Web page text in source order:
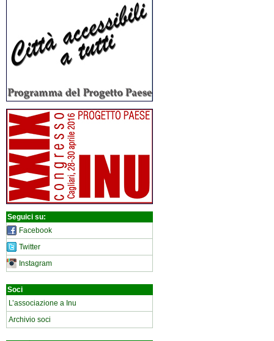
Seguici su:
Facebook
Twitter
Instagram
Soci
L’associazione a Inu
Archivio soci